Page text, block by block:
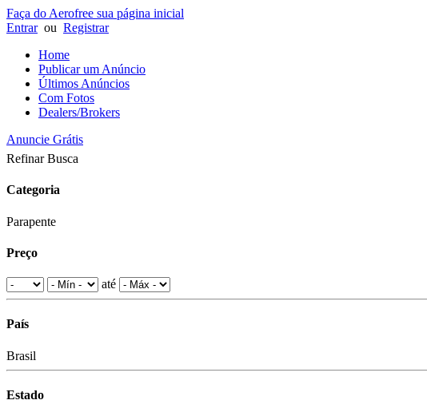
Faça do Aerofree sua página inicial
Entrarou Registrar
Home
Publicar um Anúncio
Últimos Anúncios
Com Fotos
Dealers/Brokers
Anuncie Grátis
Refinar Busca
Categoria
Parapente
Preço
até
País
Brasil
Estado